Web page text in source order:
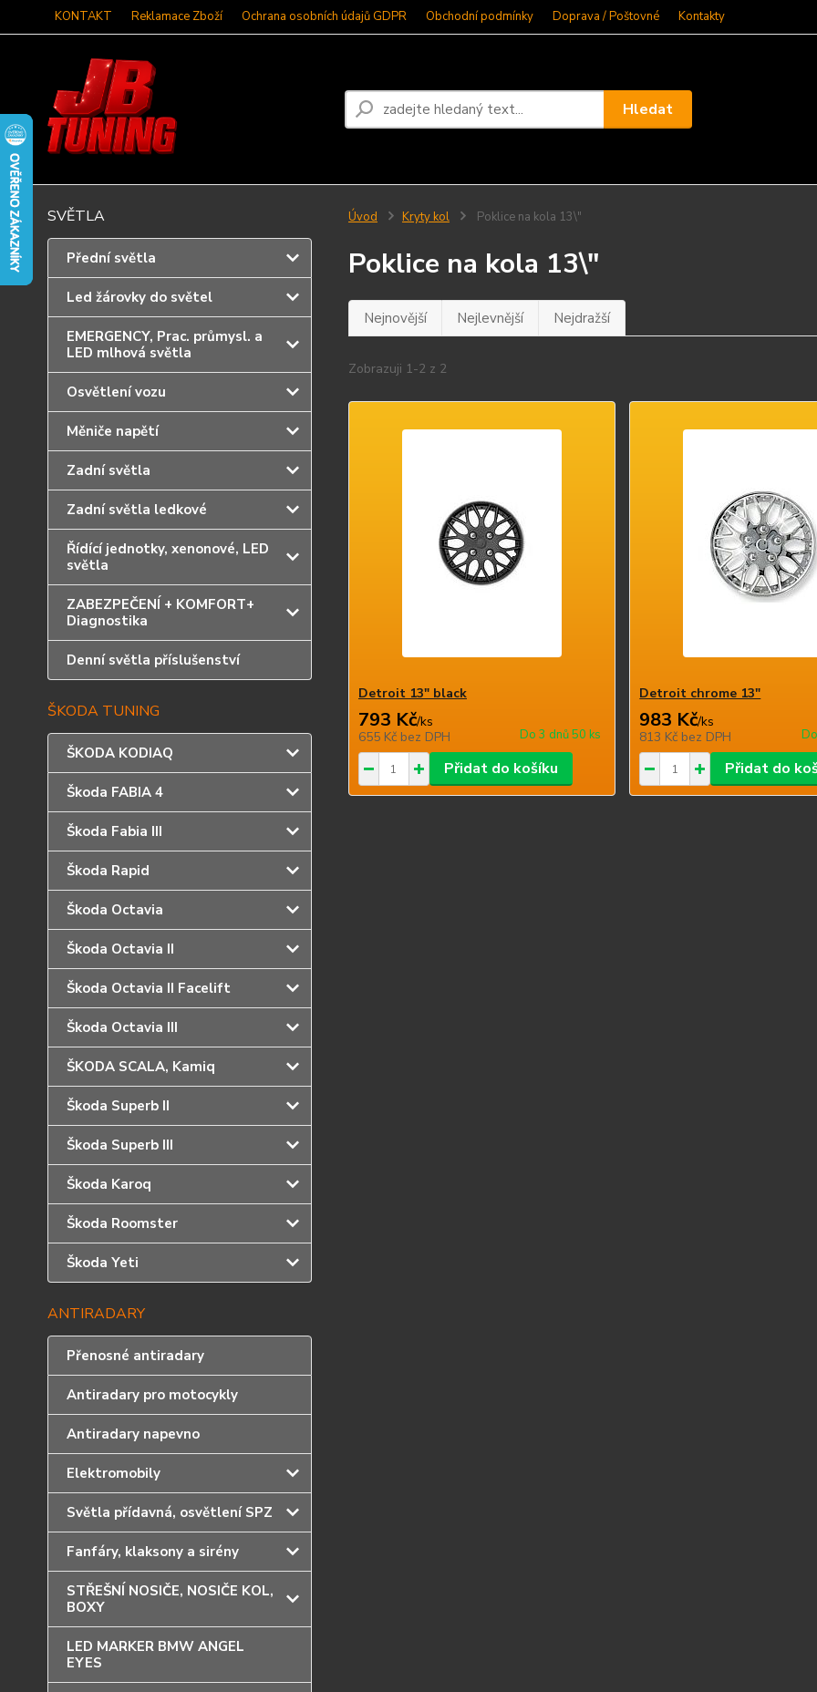
KONTAKT Reklamace Zboží Ochrana osobních údajů GDPR Obchodní podmínky Doprava / Poštovné Kontakty
Hledat
SVĚTLA
Přední světla
Led žárovky do světel
EMERGENCY, Prac. průmysl. a
LED mlhová světla
Osvětlení vozu
Měniče napětí
Zadní světla
Zadní světla ledkové
Řídící jednotky, xenonové, LED
světla
ZABEZPEČENÍ + KOMFORT+
Diagnostika
Denní světla příslušenství
ŠKODA TUNING
ŠKODA KODIAQ
Škoda FABIA 4
Škoda Fabia III
Škoda Rapid
Škoda Octavia
Škoda Octavia II
Škoda Octavia II Facelift
Škoda Octavia III
ŠKODA SCALA, Kamiq
Škoda Superb II
Škoda Superb III
Škoda Karoq
Škoda Roomster
Škoda Yeti
ANTIRADARY
Přenosné antiradary
Antiradary pro motocykly
Antiradary napevno
Elektromobily
Světla přídavná, osvětlení SPZ
Fanfáry, klaksony a sirény
STŘEŠNÍ NOSIČE, NOSIČE KOL,
BOXY
LED MARKER BMW ANGEL
EYES
Úvod Kryty kol Poklice na kola 13\"
Poklice na kola 13\"
Nejnovější Nejlevnější Nejdražší
Zobrazuji 1-2 z 2
Detroit 13" black
793 Kč/ks
655 Kč bez DPH Do 3 dnů 50 ks
Přidat do košíku
Detroit chrome 13"
983 Kč/ks
813 Kčbez DPH
Přidat do